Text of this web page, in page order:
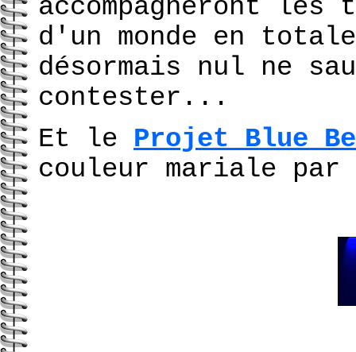
accompagneront
d'un monde en
désormais nul ne
contester...
Et le Projet Blue
couleur mariale par